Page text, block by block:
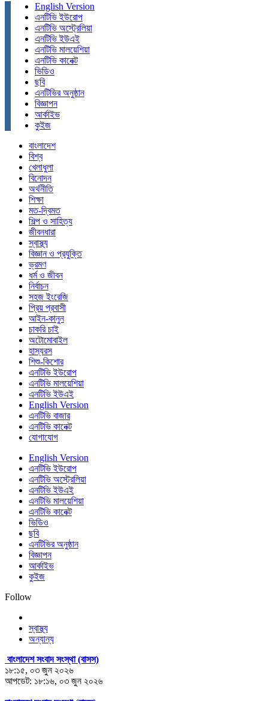
English Version
এনটিভি ইউরোপ
এনটিভি অস্ট্রেলিয়া
এনটিভি ইউএই
এনটিভি মালয়েশিয়া
এনটিভি কানেক্ট
ভিডিও
ছবি
এনটিভির অনুষ্ঠান
বিজ্ঞাপন
আর্কাইভ
কুইজ
বাংলাদেশ
বিশ্ব
খেলাধুলা
বিনোদন
অর্থনীতি
শিক্ষা
মত-দ্বিমত
শিল্প ও সাহিত্য
জীবনধারা
স্বাস্থ্য
বিজ্ঞান ও প্রযুক্তি
ভ্রমণ
ধর্ম ও জীবন
নির্বাচন
সহজ ইংরেজি
প্রিয় প্রবাসী
আইন-কানুন
চাকরি চাই
অটোমোবাইল
হাস্যরস
শিশু-কিশোর
এনটিভি ইউরোপ
এনটিভি মালয়েশিয়া
এনটিভি ইউএই
English Version
এনটিভি বাজার
এনটিভি কানেক্ট
যোগাযোগ
English Version
এনটিভি ইউরোপ
এনটিভি অস্ট্রেলিয়া
এনটিভি ইউএই
এনটিভি মালয়েশিয়া
এনটিভি কানেক্ট
ভিডিও
ছবি
এনটিভির অনুষ্ঠান
বিজ্ঞাপন
আর্কাইভ
কুইজ
Follow
স্বাস্থ্য
অন্যান্য
বাংলাদেশ সংবাদ সংস্থা (বাসস)
১৮:১৫, ০৩ জুন ২০২৬
আপডেট: ১৮:১৬, ০৩ জুন ২০২৬